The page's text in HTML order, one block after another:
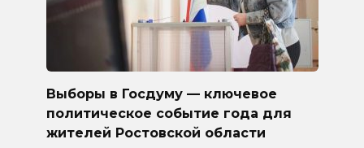
Выборы в Госдуму — ключевое
политическое событие года для
жителей Ростовской области